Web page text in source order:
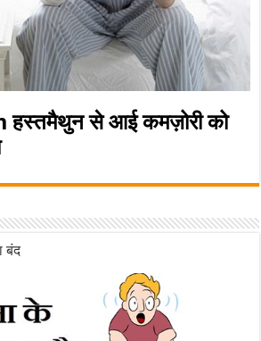
से आई कमज़ोरी को
बंद